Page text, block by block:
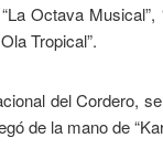
Octava Musical”,
Tropical”.
del Cordero,
de la mano de